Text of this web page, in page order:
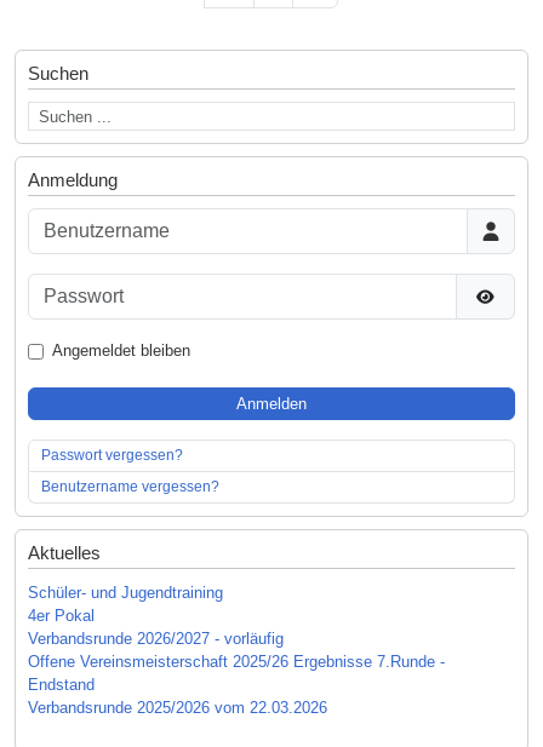
Suchen
Anmeldung
Benutzername
Passwort
Angemeldet bleiben
Anmelden
Passwort vergessen?
Benutzername vergessen?
Aktuelles
Schüler- und Jugendtraining
4er Pokal
Verbandsrunde 2026/2027 - vorläufig
Offene Vereinsmeisterschaft 2025/26 Ergebnisse 7.Runde -
Endstand
Verbandsrunde 2025/2026 vom 22.03.2026